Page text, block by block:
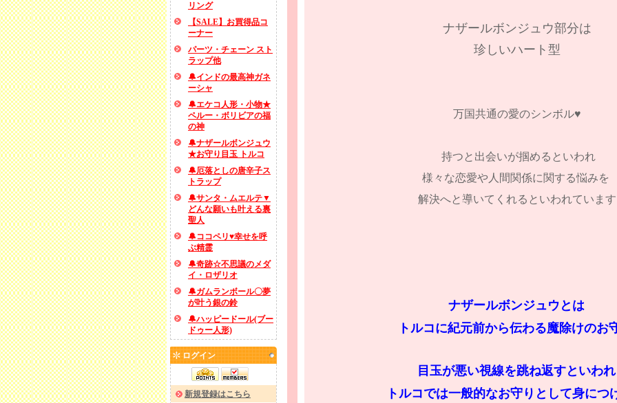
リング
【SALE】お買得品コ
ーナー
パーツ・チェーン スト
ラップ他
🔔インドの最高神ガネ
ーシャ
🔔エケコ人形・小物★
ペルー・ボリビアの福
の神
🔔ナザールボンジュウ
★お守り目玉 トルコ
🔔厄落としの唐辛子ス
トラップ
🔔サンタ・ムエルテ▼
どんな願いも叶える裏
聖人
🔔ココペリ♥幸せを呼
ぶ精霊
🔔奇跡☆不思議のメダ
イ・ロザリオ
🔔ガムランボール〇夢
が叶う銀の鈴
🔔ハッピードール(ブー
ドゥー人形)
ログイン
新規登録はこちら
ナザールボンジュウ部分は
珍しいハート型
万国共通の愛のシンボル♥
持つと出会いが掴めるといわれ
様々な恋愛や人間関係に関する悩みを
解決へと導いてくれるといわれています
ナザールボンジュウとは
トルコに紀元前から伝わる魔除けのお
目玉が悪い視線を跳ね返すといわれ
トルコでは一般的なお守りとして身につ